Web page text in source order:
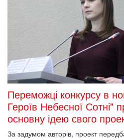
Переможці конкурсу в
Героїв Небесної Сотні"
основну ідею свого
За задумом авторів, проект